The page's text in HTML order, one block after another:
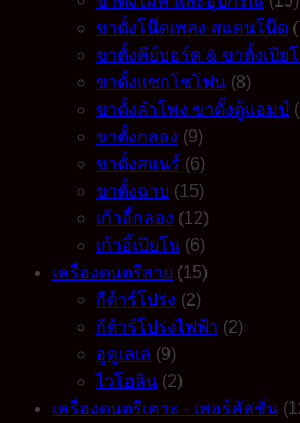
ขาตั้งโน๊ตเพลง สแตนโน๊ต
ขาตั้งคีย์บอร์ด & ขาตั้งเปีย
ขาตั้งแซกโซโฟน (8)
ขาตั้งลำโพง ขาตั้งตู้แอมป์
ขาตั้งกลอง (9)
ขาตั้งสแนร์ (6)
ขาตั้งฉาบ (15)
เก้าอี้กลอง (12)
เก้าอี้เปียโน (6)
เครื่องดนตรีสาย (15)
กีต้าร์โปร่ง (2)
กีต้าร์โปร่งไฟฟ้า (2)
อูคูเลเล่ (9)
ไวโอลิน (2)
เครื่องดนตรีเคาะ - เพอร์คัสชั่น